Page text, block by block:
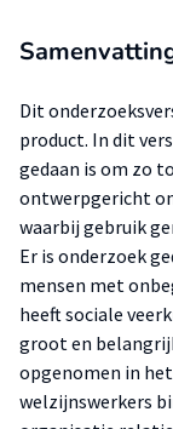
Dit
product. In dit
gedaan is om zo
ontwerpgericht
waarbij gebruik
Er is onderzoek
mensen met
heeft sociale
groot en
opgenomen in
welzijnswerkers